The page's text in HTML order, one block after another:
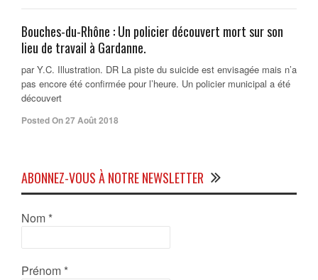
Bouches-du-Rhône : Un policier découvert mort sur son
lieu de travail à Gardanne.
par Y.C. Illustration. DR La piste du suicide est envisagée mais n’a
pas encore été confirmée pour l’heure. Un policier municipal a été
découvert
Posted On 27 Août 2018
ABONNEZ-VOUS À NOTRE NEWSLETTER
Nom *
Prénom *